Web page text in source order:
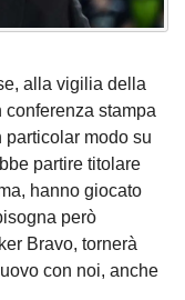
alla vigilia della
stampa
particolar modo su
partire titolare
hanno giocato
però
Bravo, tornerà
con noi, anche